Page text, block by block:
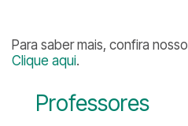
Para saber mais, confira nosso
Clique aqui.
Professores